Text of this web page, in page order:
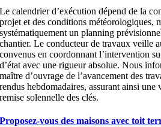
Le calendrier d’exécution dépend de la
projet et des conditions météorologiques,
systématiquement un planning
chantier. Le conducteur de travaux veille
convenus en coordonnant l’intervention
d’état avec une rigueur absolue. Nous
maître d’ouvrage de l’avancement des
rendus hebdomadaires, assurant ainsi une
remise solennelle des clés.
Proposez-vous des maisons avec toit